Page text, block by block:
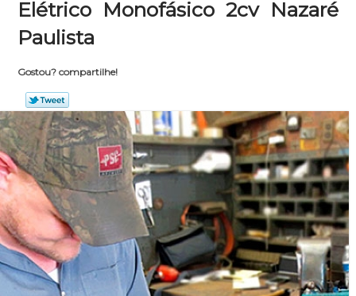
Elétrico Monofásico 2cv Nazaré
Paulista
Gostou? compartilhe!